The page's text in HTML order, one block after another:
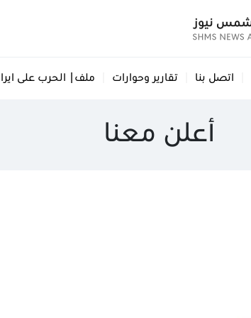
اتصل بنا تقارير وحوارات ملف| الحرب على
أعلن معنا